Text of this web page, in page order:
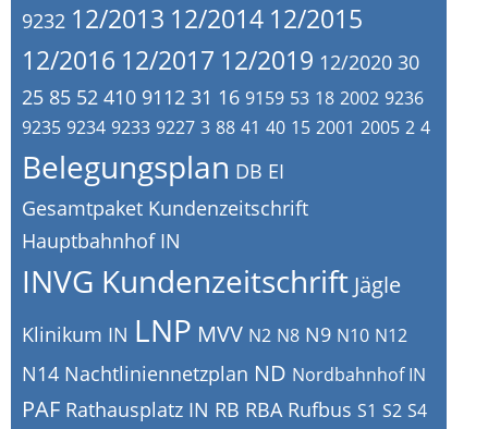
9232 12/2013 12/2014 12/2015
12/2016 12/2017 12/2019 12/2020 30
25 85 52 410 9112 31 16 9159 53 18 2002 9236
9235 9234 9233 9227 3 88 41 40 15 2001 2005 2 4
Belegungsplan DB EI
Gesamtpaket Kundenzeitschrift
Hauptbahnhof IN
INVG Kundenzeitschrift Jägle
Klinikum IN LNP MVV N2 N8 N9 N10 N12
N14 Nachtliniennetzplan ND Nordbahnhof IN
PAF Rathausplatz IN RB RBA Rufbus S1 S2 S4